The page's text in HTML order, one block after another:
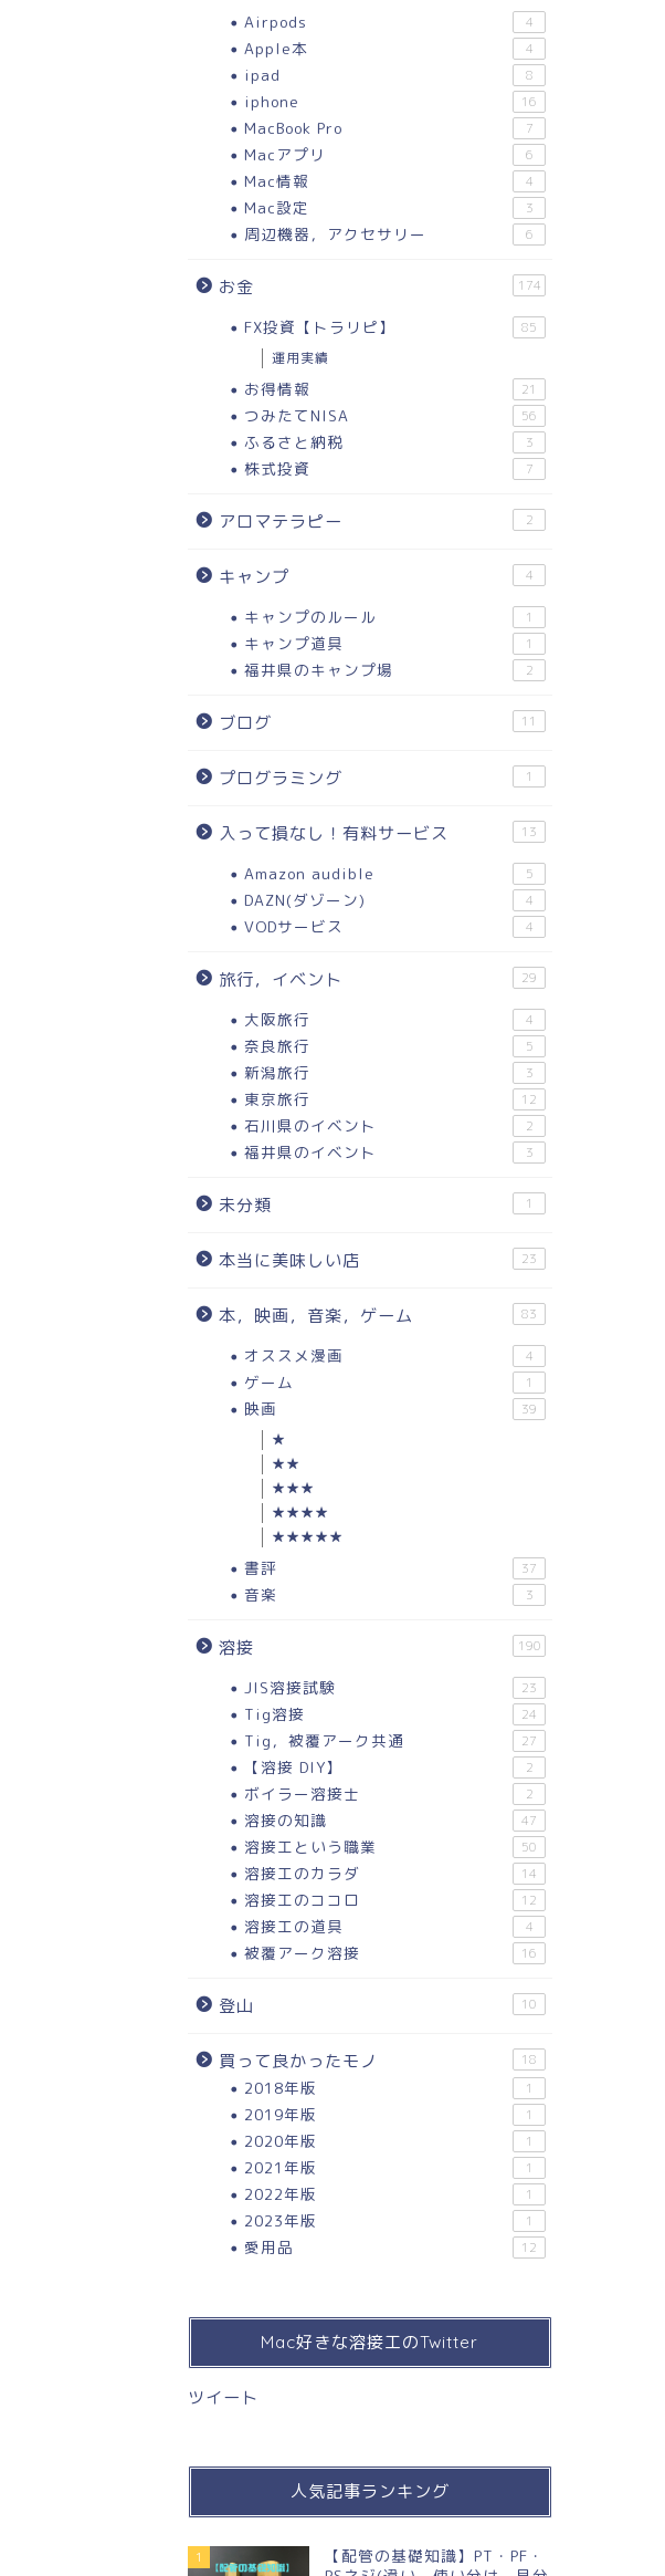
Airpods 4
Apple本 4
ipad 8
iphone 16
MacBook Pro 7
Macアプリ 6
Mac情報 4
Mac設定 3
周辺機器，アクセサリー 6
お金 174
FX投資【トラリピ】 85
運用実績
お得情報 21
つみたてNISA 56
ふるさと納税 3
株式投資 7
アロマテラピー 2
キャンプ 4
キャンプのルール 1
キャンプ道具 1
福井県のキャンプ場 2
ブログ 11
プログラミング 1
入って損なし！有料サービス 13
Amazon audible 5
DAZN(ダゾーン) 4
VODサービス 4
旅行，イベント 29
大阪旅行 4
奈良旅行 5
新潟旅行 3
東京旅行 12
石川県のイベント 2
福井県のイベント 3
未分類 1
本当に美味しい店 23
本，映画，音楽，ゲーム 83
オススメ漫画 4
ゲーム 1
映画 39
★
★★
★★★
★★★★
★★★★★
書評 37
音楽 3
溶接 190
JIS溶接試験 23
Tig溶接 24
Tig，被覆アーク共通 27
【溶接 DIY】 2
ボイラー溶接士 2
溶接の知識 47
溶接工という職業 50
溶接工のカラダ 14
溶接工のココロ 12
溶接工の道具 4
被覆アーク溶接 16
登山 10
買って良かったモノ 18
2018年版 1
2019年版 1
2020年版 1
2021年版 1
2022年版 1
2023年版 1
愛用品 12
Mac好きな溶接工のTwitter
ツイート
人気記事ランキング
1
【配管の基礎知識】PT・PF・